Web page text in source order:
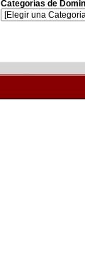
Categorías de